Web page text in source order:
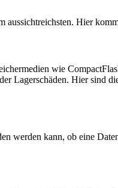
Hier
wie
Lagerschäden. Hier sind
werden kann, ob eine